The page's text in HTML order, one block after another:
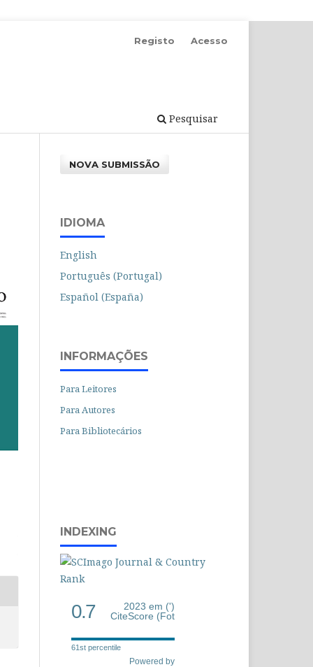
Pesquisar
Registo Acesso
NOVA SUBMISSÃO
IDIOMA
English
Português (Portugal)
Español (España)
INFORMAÇÕES
Para Leitores
Para Autores
Para Bibliotecários
INDEXING
0.7
2023 em (')
CiteScore (Fot
61st percentile
Powered by